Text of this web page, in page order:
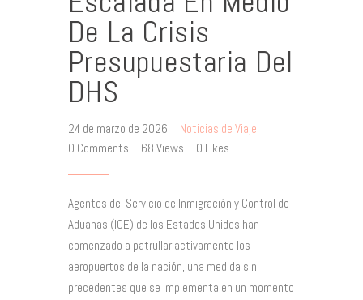
De La Crisis
Presupuestaria Del
DHS
24 de marzo de 2026
Noticias de Viaje
0 Comments 68 Views 0 Likes
Agentes del Servicio de Inmigración y Control de
Aduanas (ICE) de los Estados Unidos han
comenzado a patrullar activamente los
aeropuertos de la nación, una medida sin
precedentes que se implementa en un momento